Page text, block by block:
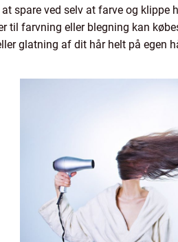
spare ved selv at farve og
til farvning eller blegning kan
glatning af dit hår helt på